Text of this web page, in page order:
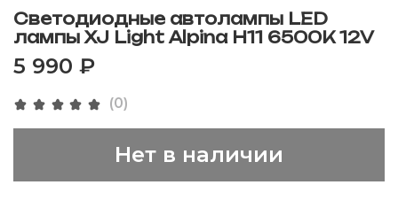
(0)
Светодиодные автолампы LED
лампы XJ Light Alpina H11 6500K 12V
5 990 ₽
Нет в наличии